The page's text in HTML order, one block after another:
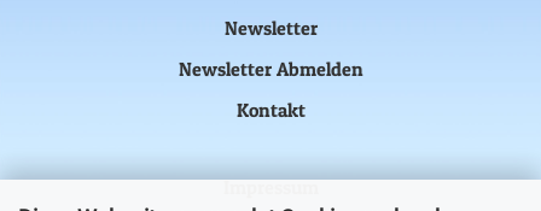
Newsletter
Newsletter Abmelden
Kontakt
Impressum